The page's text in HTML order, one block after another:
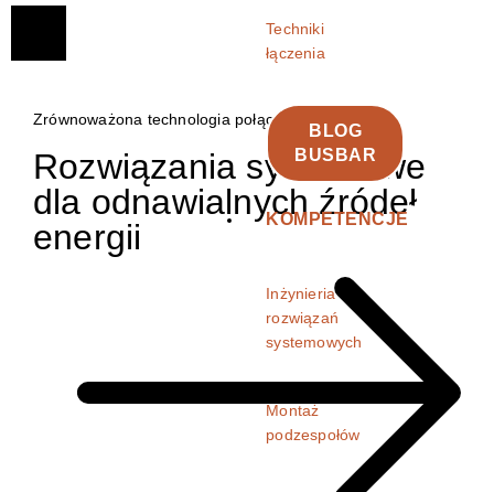
Techniki
łączenia
BLOG
BUSBAR
KOMPETENCJE
Inżynieria
rozwiązań
systemowych
Montaż
podzespołów
Zrównoważona technologia połączeń
Rozwiązania systemowe
dla odnawialnych źródeł
energii